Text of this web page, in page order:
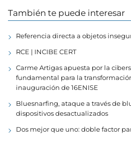
También te puede interesar
Referencia directa a objetos
RCE | INCIBE CERT
Carme Artigas apuesta por la
fundamental para la
inauguración de 16ENISE
Bluesnarfing, ataque a través de
dispositivos desactualizados
Dos mejor que uno: doble factor